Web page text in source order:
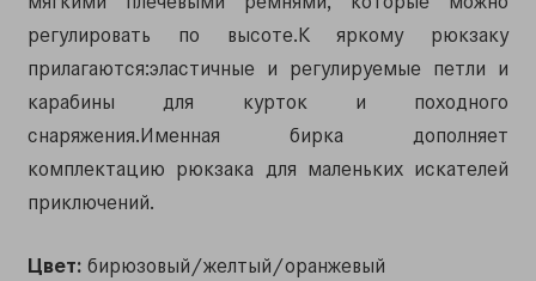
регулировать по высоте.К яркому рюкзаку
прилагаются:эластичные и регулируемые петли и
карабины для курток и походного
снаряжения.Именная бирка дополняет
комплектацию рюкзака для маленьких искателей
приключений.
Цвет: бирюзовый/желтый/оранжевый